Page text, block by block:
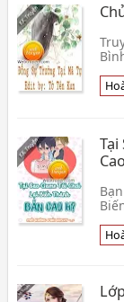
tài
Tại